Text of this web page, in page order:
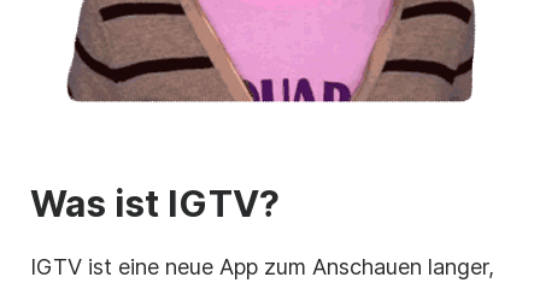
Was ist IGTV?
IGTV ist eine neue App zum Anschauen langer,